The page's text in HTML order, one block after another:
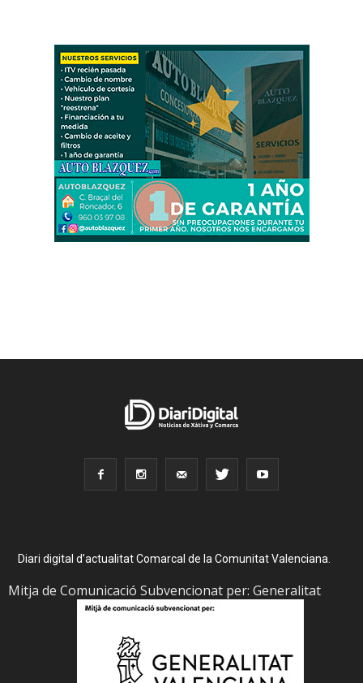
Diari digital d’actualitat Comarcal de la Comunitat Valenciana.
Mitja de Comunicació Subvencionat per: Generalitat